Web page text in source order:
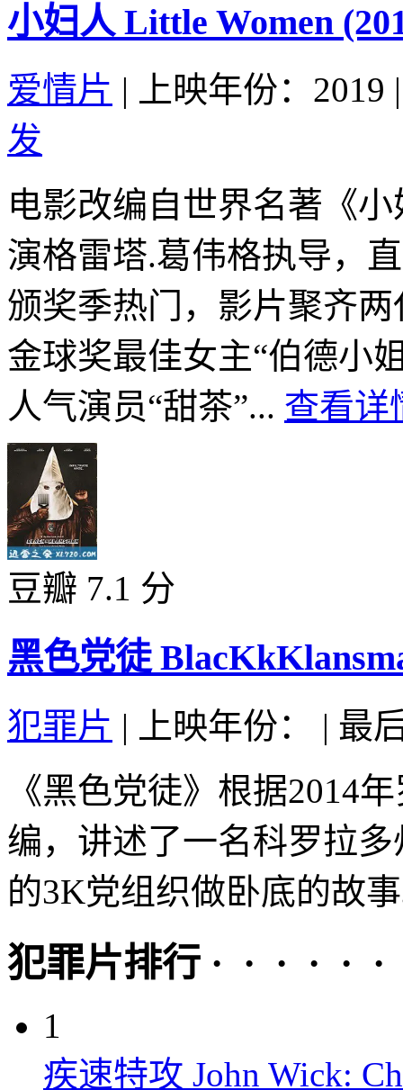
小妇人 Little Women
爱情片 | 上映年份：2019 |
发
电影改编自世界名著《
演格雷塔.葛伟格执导，
颁奖季热门，影片聚齐
金球奖最佳女主“伯德小
人气演员“甜茶”... 查看详
豆瓣 7.1 分
黑色党徒
犯罪片 | 上映年份： | 最
《黑色党徒》根据2014
编，讲述了一名科罗拉
的3K党组织做卧底的故
犯罪片排行 · · · · · ·
1
疾速特攻 John Wick: